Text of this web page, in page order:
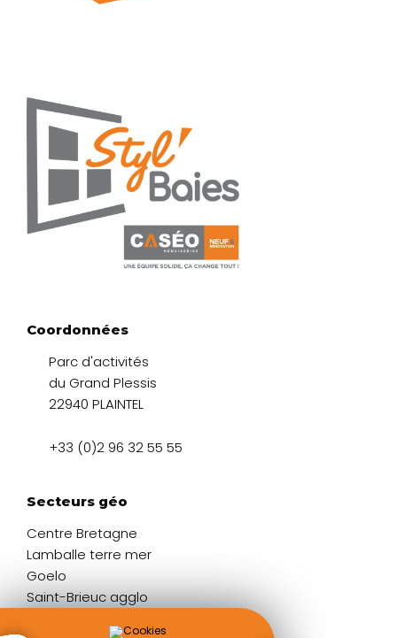
Coordonnées
Parc d'activités
du Grand Plessis
22940 PLAINTEL
+33 (0)2 96 32 55 55
Secteurs géo
Centre Bretagne
Lamballe terre mer
Goelo
Saint-Brieuc agglo